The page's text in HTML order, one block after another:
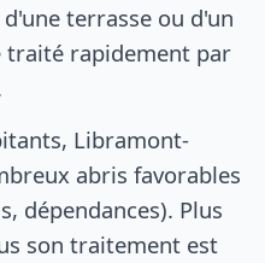
terrasse ou d'un
traité rapidement par
Libramont-
abris favorables
dépendances). Plus
son traitement est